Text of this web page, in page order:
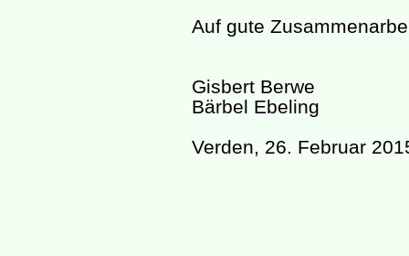
Auf gute
Gisbert Berwe
Bärbel Ebeling
Verden, 26. Februar